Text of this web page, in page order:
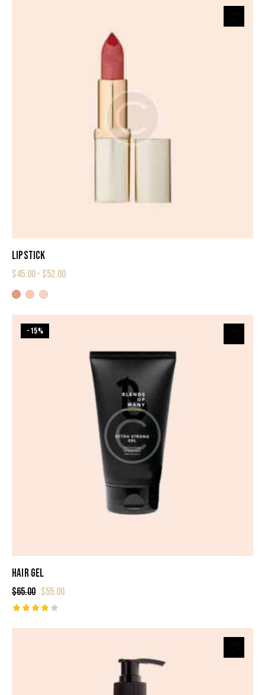
LIPSTICK
$45.00–$52.00
-15%
HAIR GEL
$65.00 $55.00